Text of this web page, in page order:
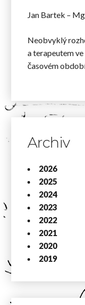
Jan Bartek –
Neobvyklý
a terapeutem
časovém
Archiv
2026
2025
2024
2023
2022
2021
2020
2019